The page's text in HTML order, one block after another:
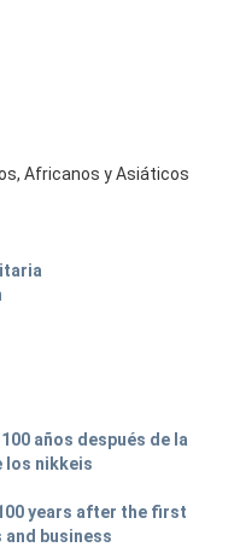
Africanos y Asiáticos
años después de la
los nikkeis
years after the first
business